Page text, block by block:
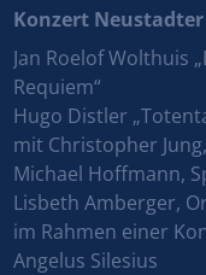
Konzert
Jan Roelof Wolthuis
Requiem“
Hugo Distler
mit Christopher
Michael Hoffmann,
Lisbeth Amberger,
im Rahmen einer
Angelus Silesius